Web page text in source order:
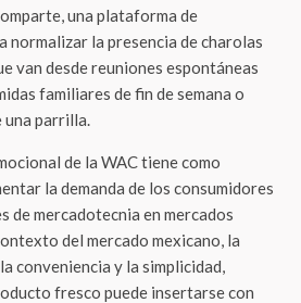
una plataforma de
normalizar la presencia de charolas
van desde reuniones espontáneas
familiares de fin de semana o
una parrilla.
de la WAC tiene como
la demanda de los consumidores
de mercadotecnia en mercados
del mercado mexicano, la
conveniencia y la simplicidad,
fresco puede insertarse con